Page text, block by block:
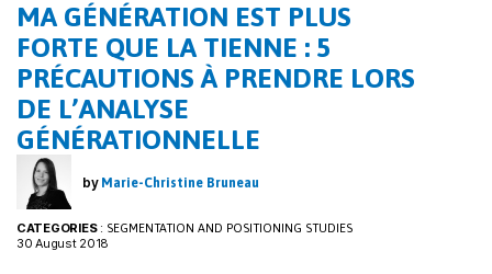
MA GÉNÉRATION EST PLUS
FORTE QUE LA TIENNE : 5
PRÉCAUTIONS À PRENDRE LORS
DE L’ANALYSE
GÉNÉRATIONNELLE
by Marie-Christine Bruneau
CATEGORIES: SEGMENTATION AND POSITIONING STUDIES
30 August 2018